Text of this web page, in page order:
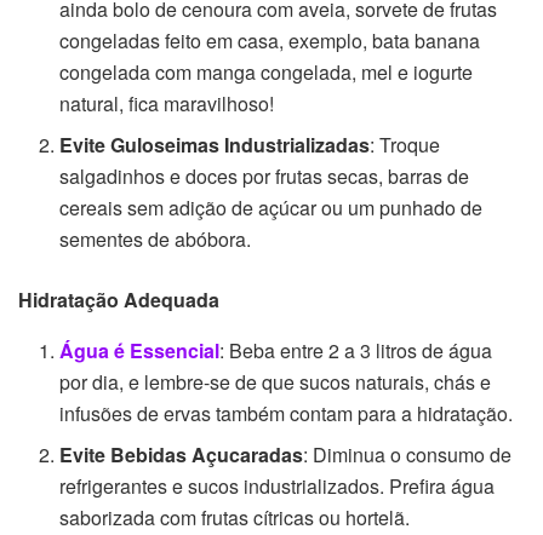
ainda bolo de cenoura com aveia, sorvete de frutas
congeladas feito em casa, exemplo, bata banana
congelada com manga congelada, mel e iogurte
natural, fica maravilhoso!
Evite Guloseimas Industrializadas: Troque
salgadinhos e doces por frutas secas, barras de
cereais sem adição de açúcar ou um punhado de
sementes de abóbora.
Hidratação Adequada
Água é Essencial: Beba entre 2 a 3 litros de água
por dia, e lembre-se de que sucos naturais, chás e
infusões de ervas também contam para a hidratação.
Evite Bebidas Açucaradas: Diminua o consumo de
refrigerantes e sucos industrializados. Prefira água
saborizada com frutas cítricas ou hortelã.